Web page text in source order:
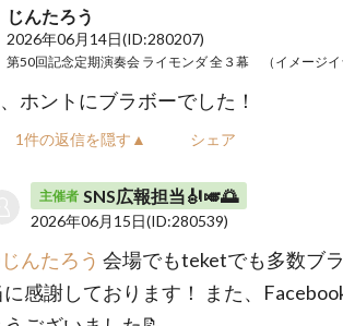
じんたろう
2026年06月14日(ID:280207)
ホントにブラボーでした！
1件の返信を隠す▲ シェア
主催者 SNS広報担当🎻🎺🌅
2026年06月15日(ID:280539)
じんたろう 会場でもteketでも多数ブ
に感謝しております！ また、